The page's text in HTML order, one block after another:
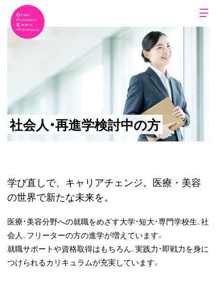
社会人・再進学検討中の方
学び直しで、キャリアチェンジ。 医療・美容
の世界で新たな未来を。
医療・美容分野への就職をめざす大学・短大・専門学校生、社
会人、フリーターの方の進学が増えています。
就職サポートや資格取得はもちろん、実践力・即戦力を身に
つけられるカリキュラムが充実しています。